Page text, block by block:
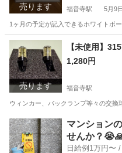
売ります 福音寺駅 5月9日
1ヶ月の予定が記入できるホワイトボ
愛媛 松山市 福音寺駅
売ります
【未使用】
1,280円
福音寺駅
ウィンカー、バックランプ等々の交
愛媛 松山市 福音寺駅 外
マンション
せんか？